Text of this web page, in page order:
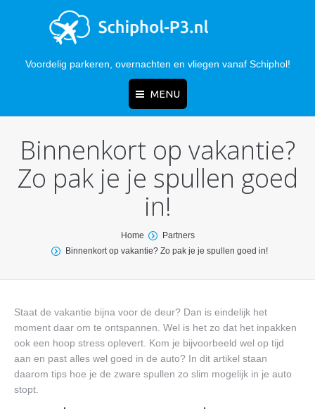
Voordelig parkeren, overnachten en vliegen vanaf Schiphol!
MENU
Vergelijken
Hotels
Bestemmingen
Contact
Binnenkort op vakantie?
Zo pak je je spullen goed
in!
Home
Partners
Binnenkort op vakantie? Zo pak je je spullen goed in!
Staat de vakantie bijna voor de deur? Dan is eindelijk het
moment daar om te ontspannen. Wel is het zo dat het inpakken
ook een hoop stress oplevert. Kom je bijvoorbeeld wel op tijd
aan en past alles wel goed in de auto? In dit artikel staan
daarom tips hoe je de zware spullen zo slim mogelijk in je auto
stopt.